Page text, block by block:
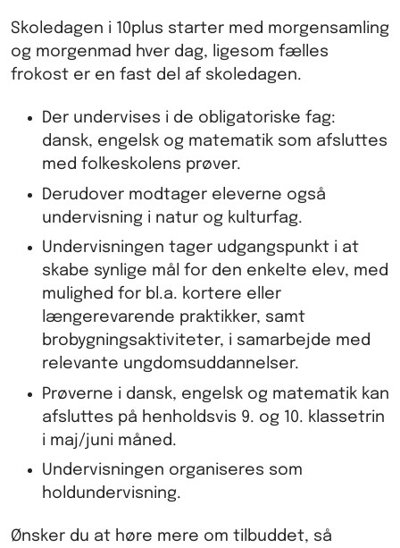
Skoledagen i 10plus starter med morgensamling
og morgenmad hver dag, ligesom fælles
frokost er en fast del af skoledagen.
Der undervises i de obligatoriske fag:
dansk, engelsk og matematik som afsluttes
med folkeskolens prøver.
Derudover modtager eleverne også
undervisning i natur og kulturfag.
Undervisningen tager udgangspunkt i at
skabe synlige mål for den enkelte elev, med
mulighed for bl.a. kortere eller
længerevarende praktikker, samt
brobygningsaktiviteter, i samarbejde med
relevante ungdomsuddannelser.
Prøverne i dansk, engelsk og matematik kan
afsluttes på henholdsvis 9. og 10. klassetrin
i maj/juni måned.
Undervisningen organiseres som
holdundervisning.
Ønsker du at høre mere om tilbuddet, så